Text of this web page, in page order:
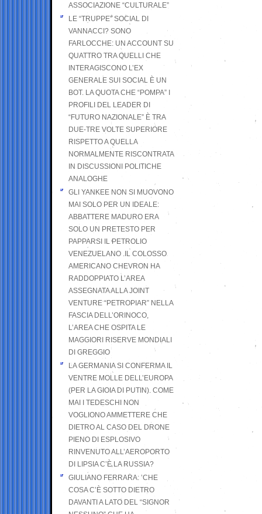
ASSOCIAZIONE “CULTURALE”
LE “TRUPPE” SOCIAL DI
VANNACCI? SONO
FARLOCCHE: UN ACCOUNT SU
QUATTRO TRA QUELLI CHE
INTERAGISCONO L’EX
GENERALE SUI SOCIAL È UN
BOT. LA QUOTA CHE “POMPA” I
PROFILI DEL LEADER DI
“FUTURO NAZIONALE” È TRA
DUE-TRE VOLTE SUPERIORE
RISPETTO A QUELLA
NORMALMENTE RISCONTRATA
IN DISCUSSIONI POLITICHE
ANALOGHE
GLI YANKEE NON SI MUOVONO
MAI SOLO PER UN IDEALE:
ABBATTERE MADURO ERA
SOLO UN PRETESTO PER
PAPPARSI IL PETROLIO
VENEZUELANO .IL COLOSSO
AMERICANO CHEVRON HA
RADDOPPIATO L’AREA
ASSEGNATA ALLA JOINT
VENTURE “PETROPIAR” NELLA
FASCIA DELL’ORINOCO,
L’AREA CHE OSPITA LE
MAGGIORI RISERVE MONDIALI
DI GREGGIO
LA GERMANIA SI CONFERMA IL
VENTRE MOLLE DELL’EUROPA
(PER LA GIOIA DI PUTIN). COME
MAI I TEDESCHI NON
VOGLIONO AMMETTERE CHE
DIETRO AL CASO DEL DRONE
PIENO DI ESPLOSIVO
RINVENUTO ALL’AEROPORTO
DI LIPSIA C’È LA RUSSIA?
GIULIANO FERRARA: ’CHE
COSA C’È SOTTO DIETRO
DAVANTI A LATO DEL “SIGNOR